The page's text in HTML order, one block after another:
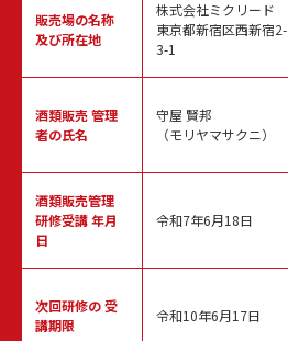
販売場の名称
及び所在地
酒類販売管理
者の氏名
酒類販売管理
研修受講 年月
日
次回研修の受
講期限
株式会社ミクリード
東京都新宿区西新宿2-
3-1
守屋 賢邦
（モリヤマサクニ）
令和7年6月18日
令和10年6月17日